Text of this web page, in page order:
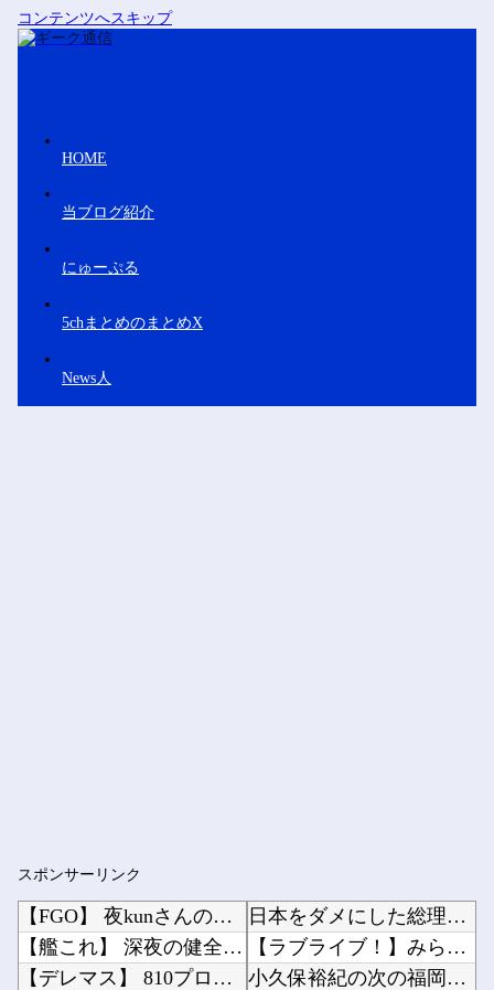
コンテンツへスキップ
HOME
当ブログ紹介
にゅーぷる
5chまとめのまとめX
News人
スポンサーリンク
【FGO】 夜kunさんのモルガンイラスト！！ 蝶の羽好きです！
【艦これ】 深夜の健全画像スレ
【デレマス】 810プロエアコン騒動【ぷちかれシリーズ】
日本をダメにした総理大臣、ワースト１位が同点でこの人ｗｗｗｗｗｗ他
【ラブライブ！】みらぱラジオ、ガチホモ他
小久保裕紀の次の福岡ソフトバンクホークスの監督ｗｗｗ他